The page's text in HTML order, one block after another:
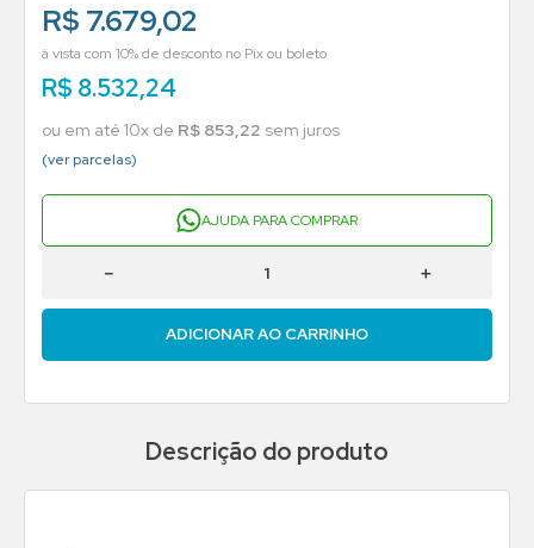
R$ 7.679,02
à vista com 10% de desconto no Pix ou boleto
R$ 8.532,24
ou em até 10x de R$ 853,22 sem juros
(ver parcelas)
AJUDA PARA COMPRAR
＋
－
ADICIONAR AO CARRINHO
Descrição do produto